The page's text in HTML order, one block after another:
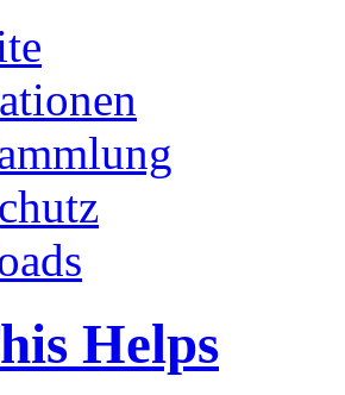
Helps